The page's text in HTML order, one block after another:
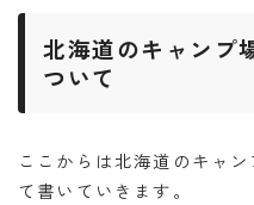
北海道のキャンプ
ついて
ここからは北海道のキャ
て書いていきます。